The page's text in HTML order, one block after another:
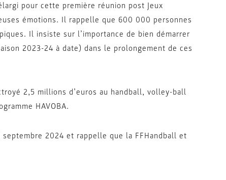
pour cette première réunion post Jeux
émotions. Il rappelle que 600 000 personnes
Il insiste sur l’importance de bien démarrer
2023-24 à date) dans le prolongement de ces
2,5 millions d’euros au handball, volley-ball
HAVOBA.
2024 et rappelle que la FFHandball et